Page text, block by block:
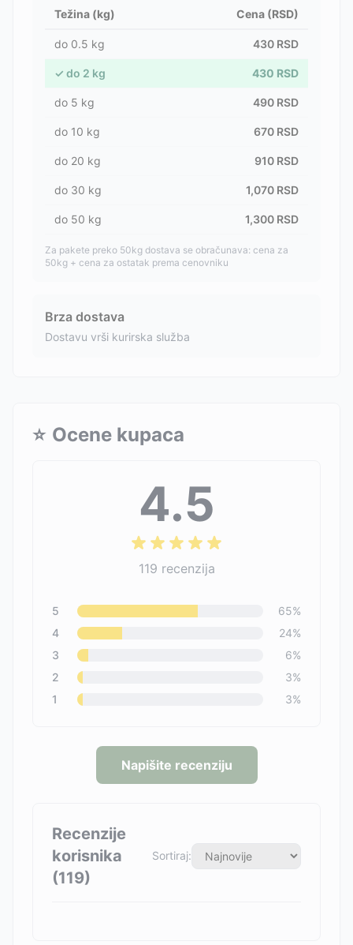
Težina (kg) Cena (RSD)
do 0.5 kg 430 RSD
✓ do 2 kg 430 RSD
do 5 kg 490 RSD
do 10 kg 670 RSD
do 20 kg 910 RSD
do 30 kg 1,070 RSD
do 50 kg 1,300 RSD
Za pakete preko 50kg dostava se obračunava: cena za
50kg + cena za ostatak prema cenovniku
Brza dostava
Dostavu vrši kurirska služba
⭐ Ocene kupaca
4.5
119 recenzija
5 65%
4
24%
3
6%
2
3%
1
3%
Napišite recenziju
Recenzije
korisnika
(119)
Sortiraj: